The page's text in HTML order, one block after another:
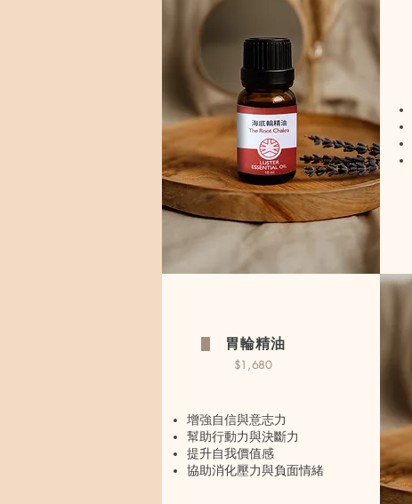
胃輪精油
$1,680
增強自信與意志力
幫助行動力與決斷力
提升自我價值感
協助消化壓力與負面情緒